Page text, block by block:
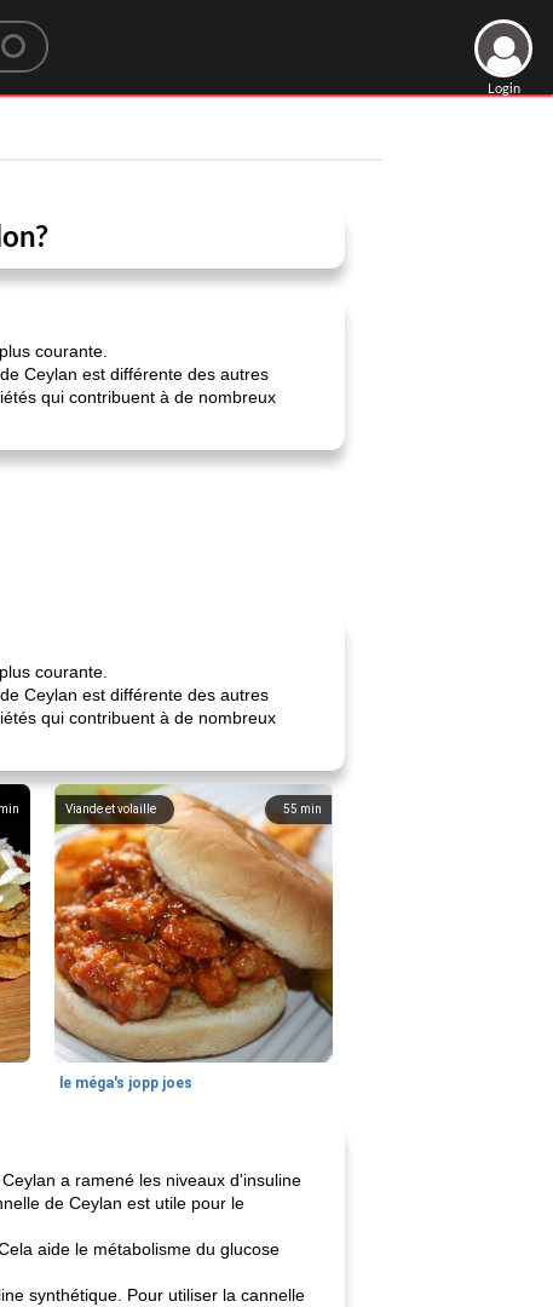
Login
courante.
Ceylan est différente des autres
qui contribuent à de nombreux
courante.
Ceylan est différente des autres
qui contribuent à de nombreux
min 55 min
Viande et volaille
le méga's jopp joes
a ramené les niveaux d'insuline
de Ceylan est utile pour le
aide le métabolisme du glucose
synthétique. Pour utiliser la cannelle